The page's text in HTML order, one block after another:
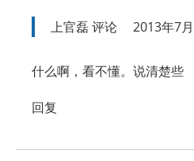
上官磊评论 2013年7
什么啊，看不懂。说清楚些
回复